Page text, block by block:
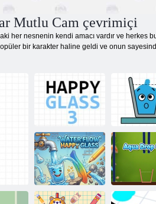
Mutlu Cam çevrimiçi
her nesnenin kendi amacı vardır ve herkes
bir karakter haline geldi ve onun
Mutlu Cam 3